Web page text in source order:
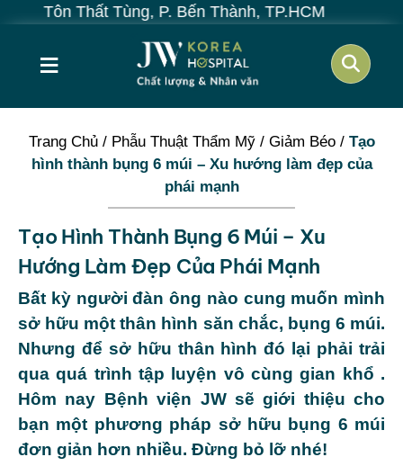
P. Bến Thành, TP.HCM
≡
Trang Chủ/ Phẫu Thuật Thẩm Mỹ/ Giảm Béo/ Tạo
hình thành bụng 6 múi – Xu hướng làm đẹp của
phái mạnh
Tạo Hình Thành Bụng 6 Múi – Xu
Hướng Làm Đẹp Của Phái Mạnh
Bất kỳ người đàn ông nào cung muốn mình
sở hữu một thân hình săn chắc, bụng 6 múi.
Nhưng để sở hữu thân hình đó lại phải trải
qua quá trình tập luyện vô cùng gian khổ .
Hôm nay Bệnh viện JW sẽ giới thiệu cho
bạn một phương pháp sở hữu bụng 6 múi
đơn giản hơn nhiều. Đừng bỏ lỡ nhé!